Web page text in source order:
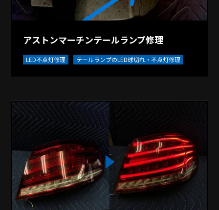
アストンマーチンテールランプ修理
LED不点灯修理 テールランプのLED球切れ・不点灯修理